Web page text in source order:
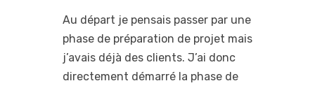
Au départ je pensais passer par une
phase de préparation de projet mais
j’avais déjà des clients. J’ai donc
directement démarré la phase de